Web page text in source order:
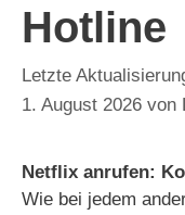
Hotline
1. August 2026 von
Netflix anrufen:
Wie bei jedem